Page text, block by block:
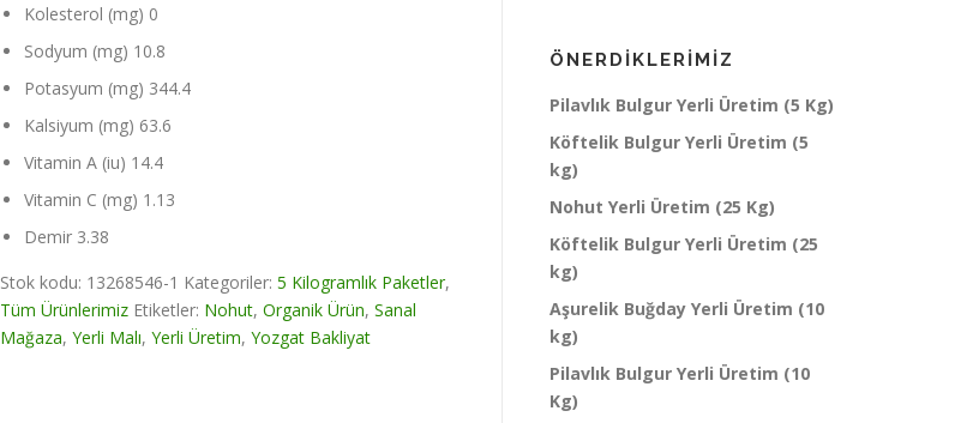
Kolesterol (mg) 0
Sodyum (mg) 10.8
Potasyum (mg) 344.4
Kalsiyum (mg) 63.6
Vitamin A (iu) 14.4
Vitamin C (mg) 1.13
Demir 3.38
Stok kodu: 13268546-1 Kategoriler: 5 Kilogramlık Paketler,
Tüm Ürünlerimiz Etiketler: Nohut, Organik Ürün, Sanal
Mağaza, Yerli Malı, Yerli Üretim, Yozgat Bakliyat
ÖNERDIKLERIMIZ
Pilavlık Bulgur Yerli Üretim (5 Kg)
Köftelik Bulgur Yerli Üretim (5
kg)
Nohut Yerli Üretim (25 Kg)
Köftelik Bulgur Yerli Üretim (25
kg)
Aşurelik Buğday Yerli Üretim (10
kg)
Pilavlık Bulgur Yerli Üretim (10
Kg)